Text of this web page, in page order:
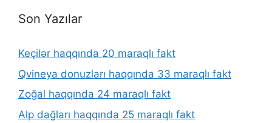
Son Yazılar
Keçilər haqqında 20 maraqlı fakt
Qvineya donuzları haqqında 33 maraqlı fakt
Zoğal haqqında 24 maraqlı fakt
Alp dağları haqqında 25 maraqlı fakt